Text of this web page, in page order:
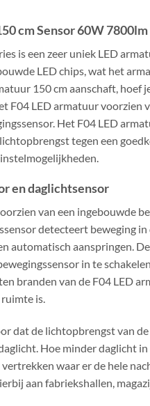
cm Sensor 60W
is een zeer uniek LED
LED chips, wat het
150 cm aanschaft, hoef
F04 LED armatuur voorzien
Het F04 LED
tegen een
en daglichtsensor
van een ingebouwde
detecteert beweging
automatisch aanspringen.
in te
branden van de F04 LED
is.
dat de lichtopbrengst van
Hoe minder daglicht
waar er de hele
aan fabriekshallen,